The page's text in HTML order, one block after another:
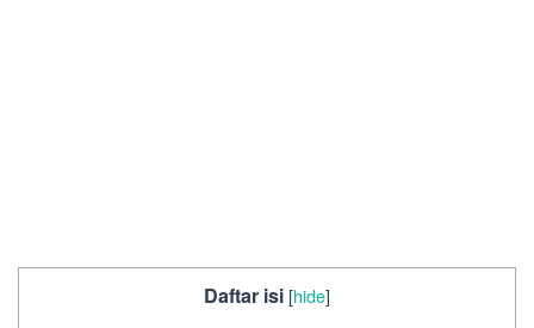
Daftar isi [hide]